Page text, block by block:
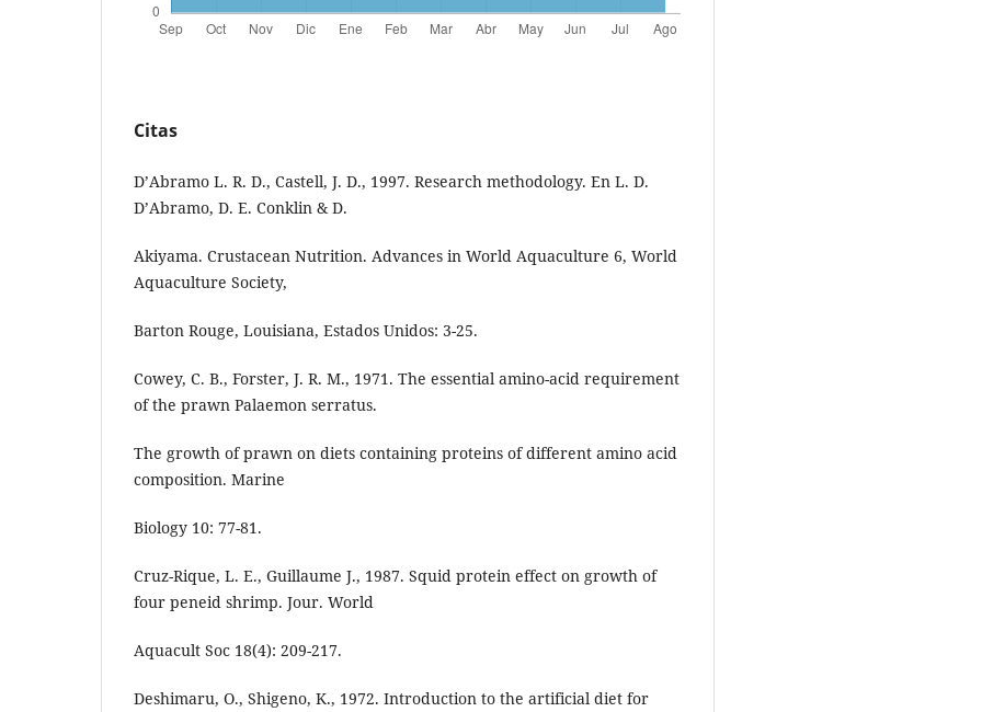
Citas
D’Abramo L. R. D., Castell, J. D., 1997. Research methodology. En L. D.
D’Abramo, D. E. Conklin & D.
Akiyama. Crustacean Nutrition. Advances in World Aquaculture 6, World
Aquaculture Society,
Barton Rouge, Louisiana, Estados Unidos: 3-25.
Cowey, C. B., Forster, J. R. M., 1971. The essential amino-acid requirement
of the prawn Palaemon serratus.
The growth of prawn on diets containing proteins of different amino acid
composition. Marine
Biology 10: 77-81.
Cruz-Rique, L. E., Guillaume J., 1987. Squid protein effect on growth of
four peneid shrimp. Jour. World
Aquacult Soc 18(4): 209-217.
Deshimaru, O., Shigeno, K., 1972. Introduction to the artificial diet for